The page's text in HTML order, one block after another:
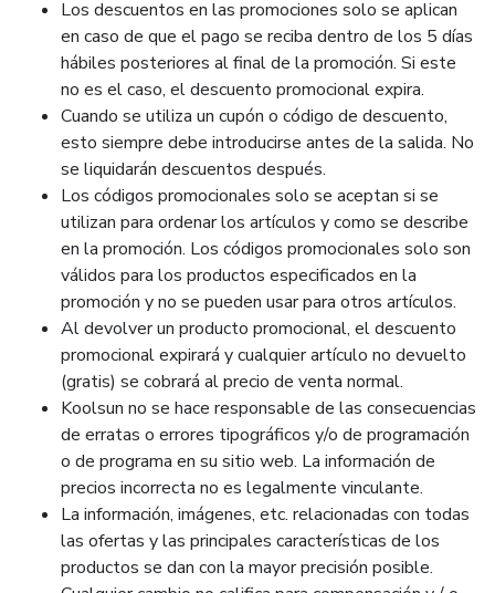
Los descuentos en las promociones solo se aplican
en caso de que el pago se reciba dentro de los 5 días
hábiles posteriores al final de la promoción. Si este
no es el caso, el descuento promocional expira.
Cuando se utiliza un cupón o código de descuento,
esto siempre debe introducirse antes de la salida. No
se liquidarán descuentos después.
Los códigos promocionales solo se aceptan si se
utilizan para ordenar los artículos y como se describe
en la promoción. Los códigos promocionales solo son
válidos para los productos especificados en la
promoción y no se pueden usar para otros artículos.
Al devolver un producto promocional, el descuento
promocional expirará y cualquier artículo no devuelto
(gratis) se cobrará al precio de venta normal.
Koolsun no se hace responsable de las consecuencias
de erratas o errores tipográficos y/o de programación
o de programa en su sitio web. La información de
precios incorrecta no es legalmente vinculante.
La información, imágenes, etc. relacionadas con todas
las ofertas y las principales características de los
productos se dan con la mayor precisión posible.